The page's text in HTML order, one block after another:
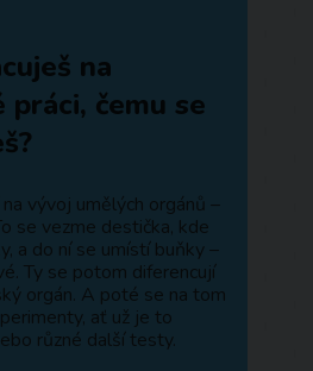
na
práci, čemu se
vývoj umělých orgánů –
se vezme destička, kde
a do ní se umístí buňky –
Ty se potom diferencují
orgán. A poté se na tom
ať už je to
různé další testy.